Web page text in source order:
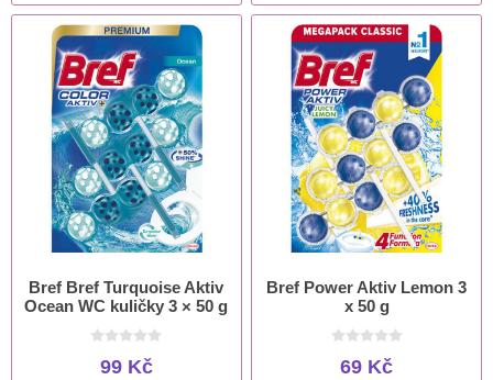
Bref Bref Turquoise Aktiv
Ocean WC kuličky 3 × 50 g
99 Kč
Bref Power Aktiv Lemon 3
x 50 g
69 Kč